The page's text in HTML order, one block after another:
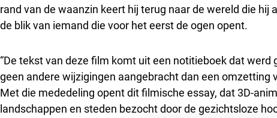
rand van de waanzin keert hij terug naar de wereld die
de blik van iemand die voor het eerst de ogen opent.
“De tekst van deze film komt uit een notitieboek dat werd
geen andere wijzigingen aangebracht dan een omzetting
Met die mededeling opent dit filmische essay, dat 3D-
landschappen en steden bezocht door de gezichtsloze